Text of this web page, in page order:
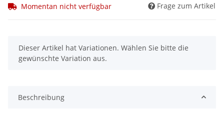
Momentan nicht verfügbar Frage zum Artikel
x
Dieser Artikel hat Variationen. Wählen Sie bitte die
gewünschte Variation aus.
Beschreibung